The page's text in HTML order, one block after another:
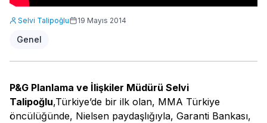
Selvi Talipoğlu 19 Mayıs 2014
Genel
P&G Planlama ve İlişkiler Müdürü Selvi
Talipoğlu,Türkiye’de bir ilk olan, MMA Türkiye
öncülüğünde, Nielsen paydaşlığıyla, Garanti Bankası,